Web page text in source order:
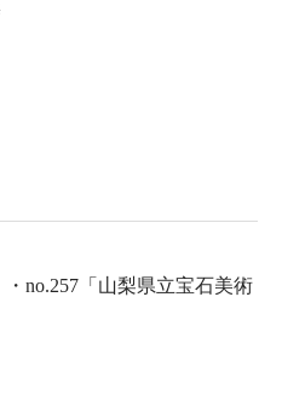
no.257「山梨県立宝石美術